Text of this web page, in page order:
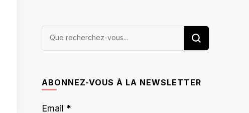
Vous
ABONNEZ-VOUS À LA NEWSLETTER
Email *